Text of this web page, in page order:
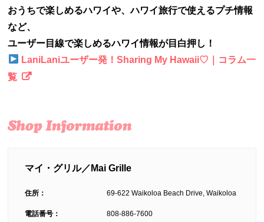
おうちで楽しめるハワイや、ハワイ旅行で使えるプチ情報
など、
ユーザー目線で楽しめるハワイ情報が目白押し！
LaniLaniユーザー発！Sharing My Hawaii♡｜コラム一
覧
マイ・グリル／Mai Grille
住所： 69-622 Waikoloa Beach Drive, Waikoloa
電話番号： 808-886-7600